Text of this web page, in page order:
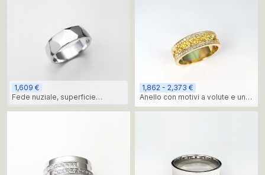
1,609 €
Fede nuziale, superficie
asimmetrica
1,862 - 2,373 €
Anello con motivi a volute e una
serie di diamanti sui lati